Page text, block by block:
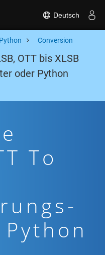
Deutsch
Python Conversion
OTT bis XLSB
oder Python
To